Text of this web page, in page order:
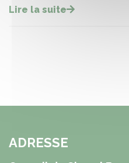
Lire la suite
ADRESSE